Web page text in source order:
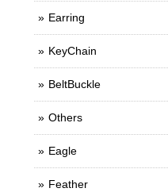
Earring
KeyChain
BeltBuckle
Others
Eagle
Feather